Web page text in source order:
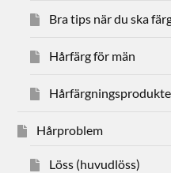
Bra tips när du ska
Hårfärg för män
Hårproblem
Löss (huvudlöss)